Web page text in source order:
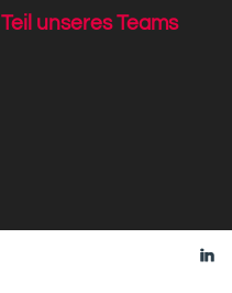
Teil unseres Teams